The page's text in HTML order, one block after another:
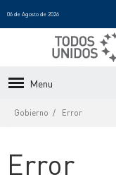
06 de Agosto de 2026
Menu
Gobierno Error
Error